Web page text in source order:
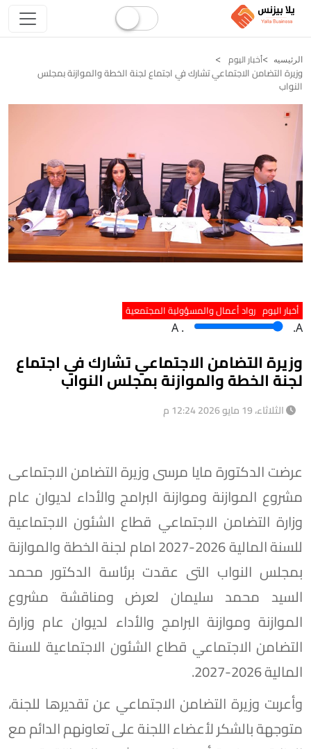
الرئيسيه أخبار اليوم
وزيرة التضامن الاجتماعي تشارك في اجتماع لجنة الخطة والموازنة بمجلس
النواب
أخبار اليوم رواد أعمال والمسؤولية المجتمعية
A . .A
وزيرة التضامن الاجتماعي تشارك في اجتماع
لجنة الخطة والموازنة بمجلس النواب
الثلاثاء، 19 مايو 2026 12:24 م
عرضت الدكتورة مايا مرسى وزيرة التضامن الاجتماعى
مشروع الموازنة وموازنة البرامج والأداء لديوان عام
وزارة التضامن الاجتماعي قطاع الشئون الاجتماعية
للسنة المالية 2026-2027 امام لجنة الخطة والموازنة
بمجلس النواب التى عقدت برئاسة الدكتور محمد
السيد محمد سليمان لعرض ومناقشة مشروع
الموازنة وموازنة البرامج والأداء لديوان عام وزارة
التضامن الاجتماعي قطاع الشئون الاجتماعية للسنة
المالية 2026-2027.
وأعربت وزيرة التضامن الاجتماعي عن تقديرها للجنة،
متوجهة بالشكر لأعضاء اللجنة على تعاونهم الدائم مع